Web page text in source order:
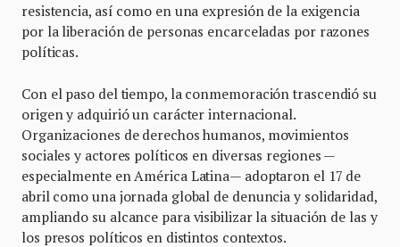
resistencia, así como en una expresión de la exigencia
por la liberación de personas encarceladas por razones
políticas.
Con el paso del tiempo, la conmemoración trascendió su
origen y adquirió un carácter internacional.
Organizaciones de derechos humanos, movimientos
sociales y actores políticos en diversas regiones —
especialmente en América Latina— adoptaron el 17 de
abril como una jornada global de denuncia y solidaridad,
ampliando su alcance para visibilizar la situación de las y
los presos políticos en distintos contextos.